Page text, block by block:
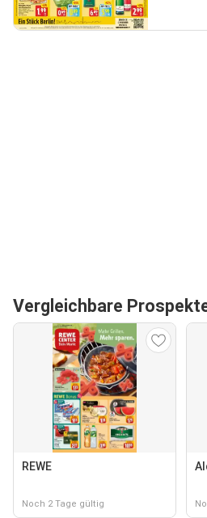
Vergleichbare
REWE
Noch 2 Tage gültig